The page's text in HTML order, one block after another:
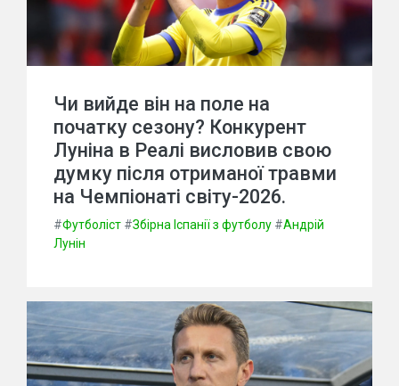
Чи вийде він на поле на
початку сезону? Конкурент
Луніна в Реалі висловив свою
думку після отриманої травми
на Чемпіонаті світу-2026.
#Футболіст #Збірна Іспанії з футболу #Андрій
Лунін